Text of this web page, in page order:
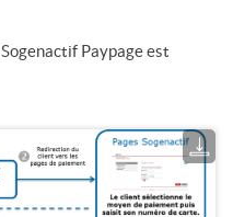
Sogenactif Paypageest